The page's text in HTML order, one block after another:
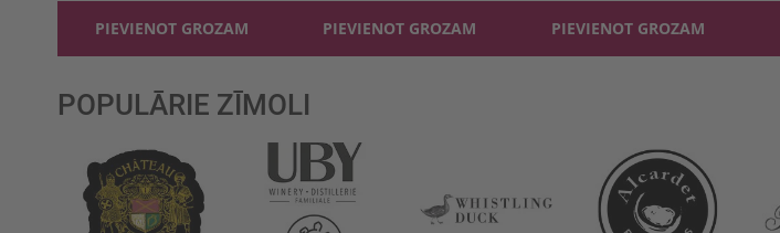
PIEVIENOT GROZAM PIEVIENOT GROZAM PIEVIENOT GROZAM
POPULĀRIE ZĪMOLI